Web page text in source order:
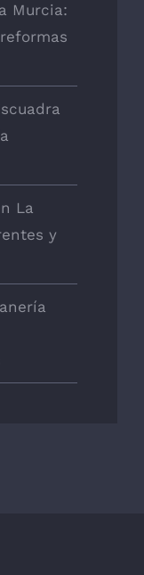
Murcia:
La
y